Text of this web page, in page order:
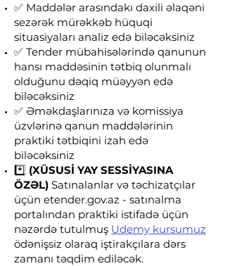
✅ Maddələr arasındakı daxili əlaqəni
sezərək mürəkkəb hüquqi
situasiyaları analiz edə biləcəksiniz
✅ Tender mübahisələrində qanunun
hansı maddəsinin tətbiq olunmalı
olduğunu dəqiq müəyyən edə
biləcəksiniz
✅ Əməkdaşlarınıza və komissiya
üzvlərinə qanun maddələrinin
praktiki tətbiqini izah edə
biləcəksiniz
*️⃣ (XÜSUSİ YAY SESSİYASINA
ÖZƏL) Satınalanlar və təchizatçılar
üçün etender.gov.az - satınalma
portalından praktiki istifadə üçün
nəzərdə tutulmuş Udemy kursumuz
ödənişsiz olaraq iştirakçılara dərs
zamanı təqdim ediləcək.